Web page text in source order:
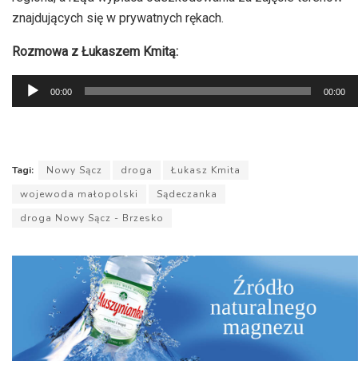
znajdujących się w prywatnych rękach.
Rozmowa z Łukaszem Kmitą:
Odtwarzacz
plików
00:00 00:00
Tagi: Nowy Sącz droga
Łukasz Kmita
wojewoda małopolski
Sądeczanka
droga Nowy Sącz - Brzesko